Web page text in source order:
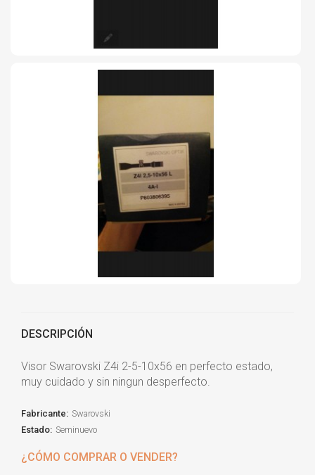
DESCRIPCIÓN
Visor Swarovski Z4i 2-5-10x56 en perfecto estado,
muy cuidado y sin ningun desperfecto.
Fabricante: Swarovski
Estado: Seminuevo
¿CÓMO COMPRAR O VENDER?